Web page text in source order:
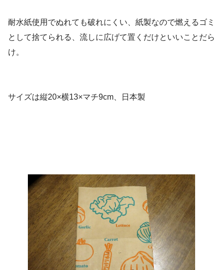
耐水紙使用でぬれても破れにくい、紙製なので燃えるゴミ
として捨てられる、流しに広げて置くだけといいことだら
け。
サイズは縦20×横13×マチ9cm、日本製